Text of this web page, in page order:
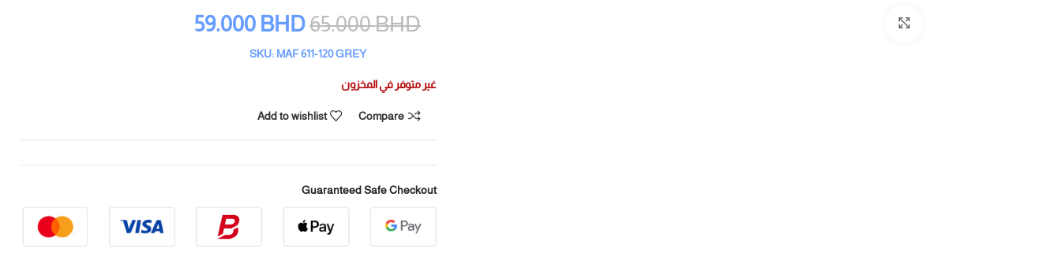
65.000BHD
59.000 BHD
SKU: MAF 611-120 GREY
غير متوفر في المخزون
Compare
Add to wishlist
Guaranteed Safe Checkout